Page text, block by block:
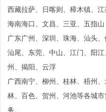
西藏拉萨、日喀则、樟木镇、
海南海口、文昌、三亚、五指山
广东广州、深圳、珠海、汕头
汕尾、东莞、中山、江门、阳
州、揭阳、云浮
广西南宁、柳州、桂林、梧州
林、百色、贺州、河池等各城
务。